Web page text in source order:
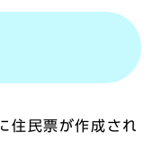
住民票が作成され